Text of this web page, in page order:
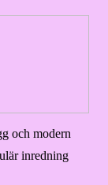
och modern
inredning